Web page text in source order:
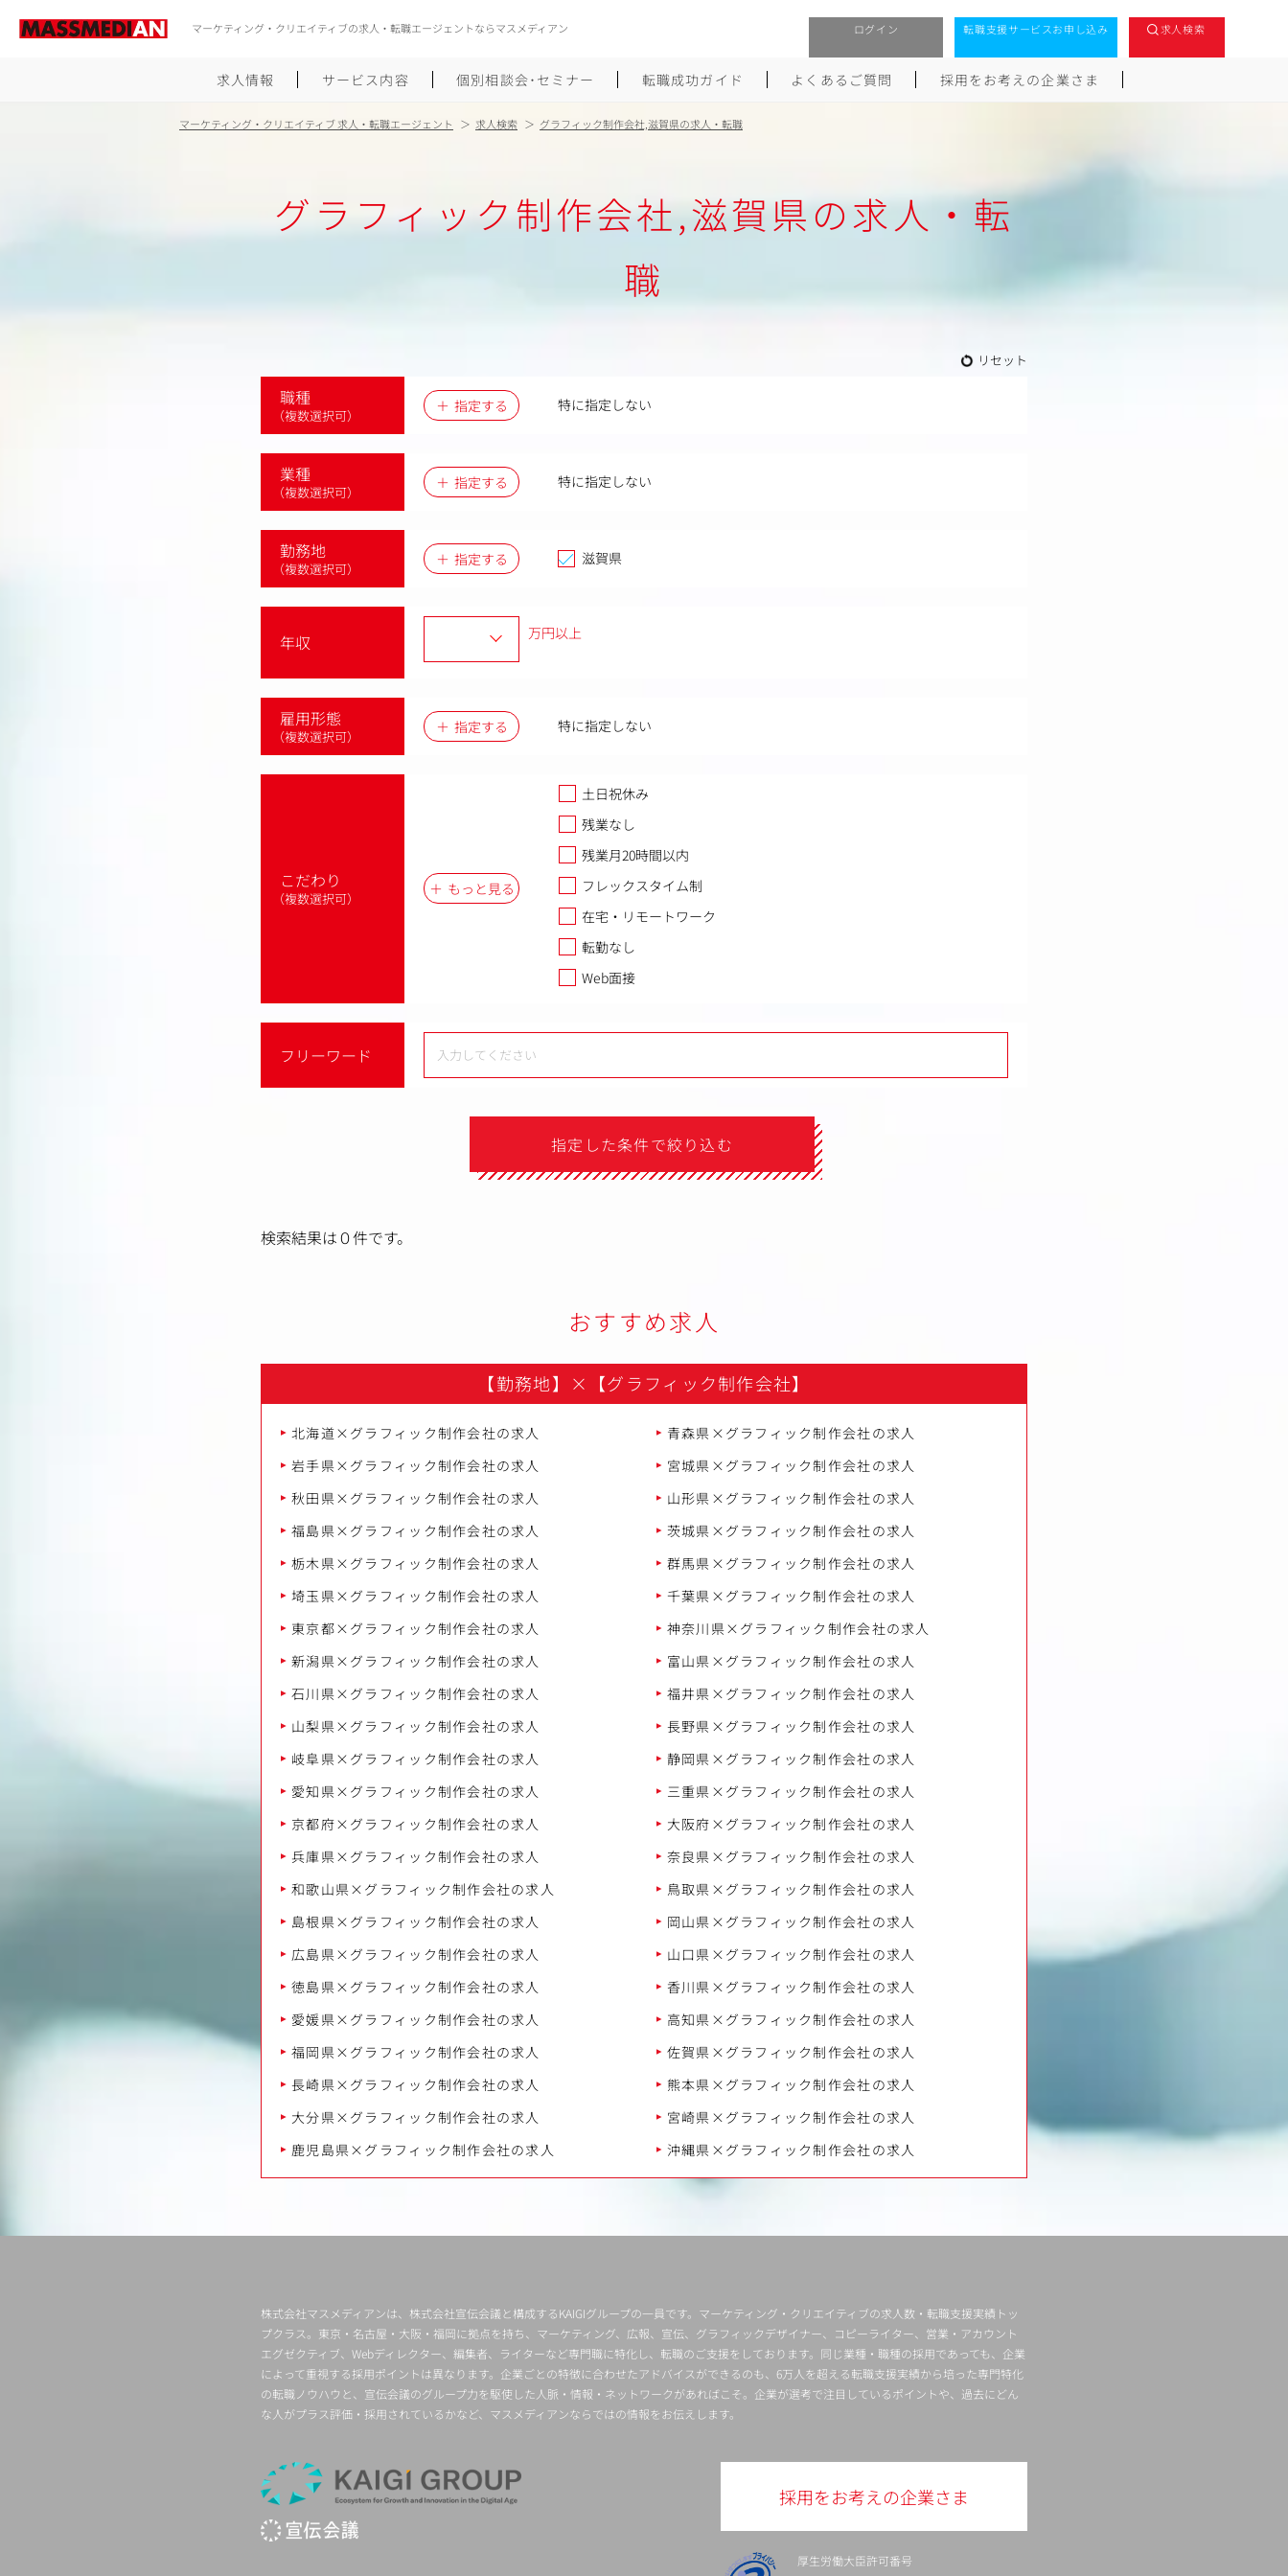
マーケティング・クリエイティブの求人・転職エージェントならマスメディアン ログイン 転職支援サービスお申し込み 求人検索
求人情報 サービス内容 個別相談会･セミナー 転職成功ガイド
履歴書のつくり方 大手広告会社への転職
よくあるご質問 採用をお考えの企業さま
マーケティング・クリエイティブ 求人・転職エージェント 求人検索 グラフィック制作会社,滋賀県の求人・転職
グラフィック制作会社,滋賀県の求人・転
職
リセット
職種
（複数選択可）
指定する 特に指定しない
業種
（複数選択可）
指定する 特に指定しない
勤務地
（複数選択可）
指定する 滋賀県
年収 万円以上
雇用形態
（複数選択可）
指定する 特に指定しない
こだわり
（複数選択可）
もっと見る
土日祝休み
残業なし
残業月20時間以内
フレックスタイム制
在宅・リモートワーク
転勤なし
Web面接
フリーワード
指定した条件で絞り込む
検索結果は０件です。
おすすめ求人
【勤務地】 × 【グラフィック制作会社】
北海道×グラフィック制作会社の求人
青森県×グラフィック制作会社の求人
岩手県×グラフィック制作会社の求人
宮城県×グラフィック制作会社の求人
秋田県×グラフィック制作会社の求人
山形県×グラフィック制作会社の求人
福島県×グラフィック制作会社の求人
茨城県×グラフィック制作会社の求人
栃木県×グラフィック制作会社の求人
群馬県×グラフィック制作会社の求人
埼玉県×グラフィック制作会社の求人
千葉県×グラフィック制作会社の求人
東京都×グラフィック制作会社の求人
神奈川県×グラフィック制作会社の求人
新潟県×グラフィック制作会社の求人
富山県×グラフィック制作会社の求人
石川県×グラフィック制作会社の求人
福井県×グラフィック制作会社の求人
山梨県×グラフィック制作会社の求人
長野県×グラフィック制作会社の求人
岐阜県×グラフィック制作会社の求人
静岡県×グラフィック制作会社の求人
愛知県×グラフィック制作会社の求人
三重県×グラフィック制作会社の求人
京都府×グラフィック制作会社の求人
大阪府×グラフィック制作会社の求人
兵庫県×グラフィック制作会社の求人
奈良県×グラフィック制作会社の求人
和歌山県×グラフィック制作会社の求人
鳥取県×グラフィック制作会社の求人
島根県×グラフィック制作会社の求人
岡山県×グラフィック制作会社の求人
広島県×グラフィック制作会社の求人
山口県×グラフィック制作会社の求人
徳島県×グラフィック制作会社の求人
香川県×グラフィック制作会社の求人
愛媛県×グラフィック制作会社の求人
高知県×グラフィック制作会社の求人
福岡県×グラフィック制作会社の求人
佐賀県×グラフィック制作会社の求人
長崎県×グラフィック制作会社の求人
熊本県×グラフィック制作会社の求人
大分県×グラフィック制作会社の求人
宮崎県×グラフィック制作会社の求人
鹿児島県×グラフィック制作会社の求人
沖縄県×グラフィック制作会社の求人
株式会社マスメディアンは、株式会社宣伝会議と構成するKAIGIグループの一員です。マーケティング・クリエイティブの求人数・転職支援実績トッ
プクラス。東京・名古屋・大阪・福岡に拠点を持ち、マーケティング、広報、宣伝、グラフィックデザイナー、コピーライター、営業・アカウント
エグゼクティブ、Webディレクター、編集者、ライターなど専門職に特化し、転職のご支援をしております。同じ業種・職種の採用であっても、企業
によって重視する採用ポイントは異なります。企業ごとの特徴に合わせたアドバイスができるのも、6万人を超える転職支援実績から培った専門特化
の転職ノウハウと、宣伝会議のグループ力を駆使した人脈・情報・ネットワークがあればこそ。企業が選考で注目しているポイントや、過去にどん
な人がプラス評価・採用されているかなど、マスメディアンならではの情報をお伝えします。
採用をお考えの企業さま
厚生労働大臣許可番号